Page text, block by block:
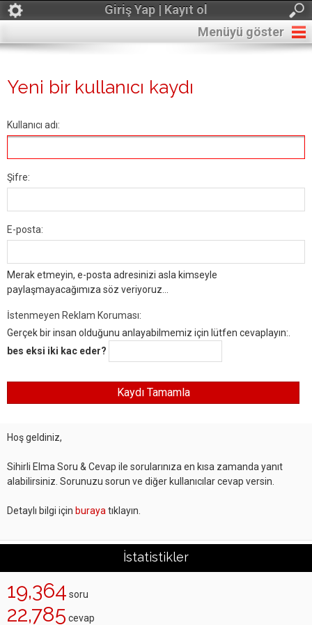
Giriş Yap | Kayıt ol
Menüyü göster
Yeni bir kullanıcı kaydı
Kullanıcı adı:
Şifre:
E-posta:
Merak etmeyin, e-posta adresinizi asla kimseyle
paylaşmayacağımıza söz veriyoruz...
İstenmeyen Reklam Koruması:
Gerçek bir insan olduğunu anlayabilmemiz için lütfen cevaplayın:.
bes eksi iki kac eder?
Hoş geldiniz,
Sihirli Elma Soru & Cevap ile sorularınıza en kısa zamanda yanıt
alabilirsiniz. Sorunuzu sorun ve diğer kullanıcılar cevap versin.
Detaylı bilgi için buraya tıklayın.
İstatistikler
19,364 soru
22,785 cevap